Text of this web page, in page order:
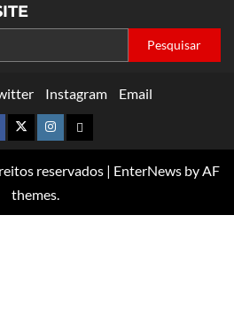
Instagram Email
reservados | EnterNewsby AF
themes.